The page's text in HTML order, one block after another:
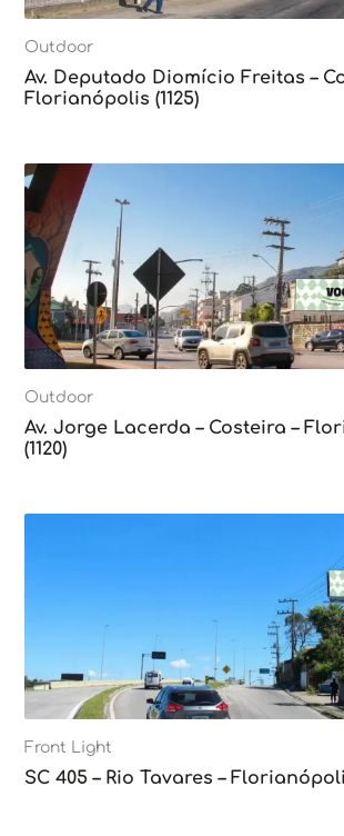
Outdoor
Av. Deputado Diomício Freitas –
Florianópolis (1125)
Outdoor
Av. Jorge Lacerda – Costeira –
(1120)
Front Light
SC 405 – Rio Tavares –